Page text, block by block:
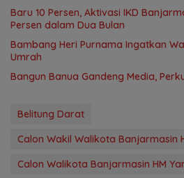
Baru 10 Persen, Aktivasi IKD
Persen dalam Dua Bulan
Bambang Heri Purnama Ingatkan
Umrah
Bangun Banua Gandeng Media,
Belitung Darat
Calon Wakil Walikota Banjarmasin
Calon Walikota Banjarmasin HM